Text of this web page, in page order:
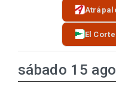
El
sábado 15